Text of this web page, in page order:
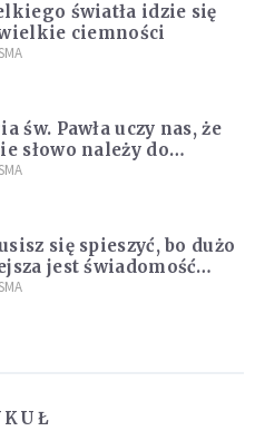
światła idzie się
ciemności
św. Pawła uczy nas, że
słowo należy do
a nie do ciemności
się spieszyć, bo dużo
jest świadomość